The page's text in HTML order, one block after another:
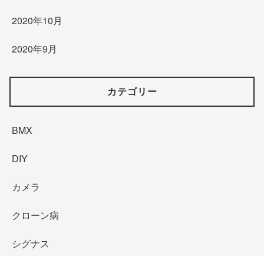
2020年10月
2020年9月
カテゴリー
BMX
DIY
カメラ
クローン病
シグナス